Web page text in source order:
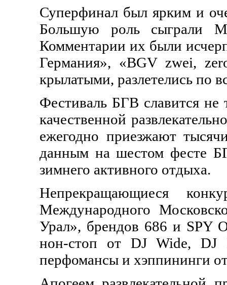
Суперфинал был ярким и
Большую роль
Комментарии их были
Германия», «BGV zwei,
крылатыми, разлетелись по
Фестиваль БГВ славится
качественной
ежегодно приезжают
данным на шестом фесте
зимнего активного отдыха.
Непрекращающиеся
Международного
Урал», брендов 686 и SPY
нон-стоп от DJ Wide, DJ
перфомансы и хэппининги